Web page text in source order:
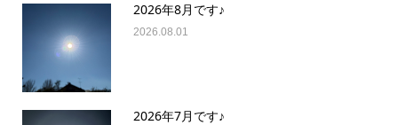
2026年8月です♪
2026.08.01
2026年7月です♪